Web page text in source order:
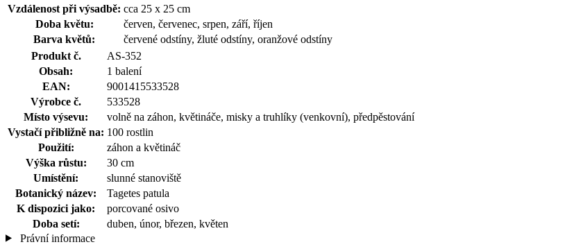
Vzdálenost při výsadbě: cca 25 x 25 cm
Doba květu:
červen, červenec, srpen, září, říjen
Barva květů:
červené odstíny, žluté odstíny, oranžové odstíny
Produkt č.
AS-352
Obsah:
1 balení
EAN:
9001415533528
Výrobce č.
533528
Místo výsevu:
volně na záhon, květináče, misky a truhlíky (venkovní), předpěstování
Vystačí přibližně na: 100 rostlin
Použití:
záhon a květináč
Výška růstu:
30 cm
Umístění:
slunné stanoviště
Botanický název:
Tagetes patula
K dispozici jako:
porcované osivo
Doba setí:
duben, únor, březen, květen
Právní informace